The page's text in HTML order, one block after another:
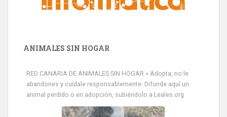
ANIMALES SIN HOGAR
RED CANARIA DE ANIMALES SIN HOGAR » Adopta, no le
abandones y cuídale responsablemente. Difunde aquí un
animal perdido o en adopción, subiéndolo a Leales.org